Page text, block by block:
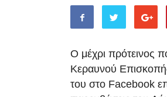
Ο μέχρι πρότεινος
Κεραυνού
του στο Facebook